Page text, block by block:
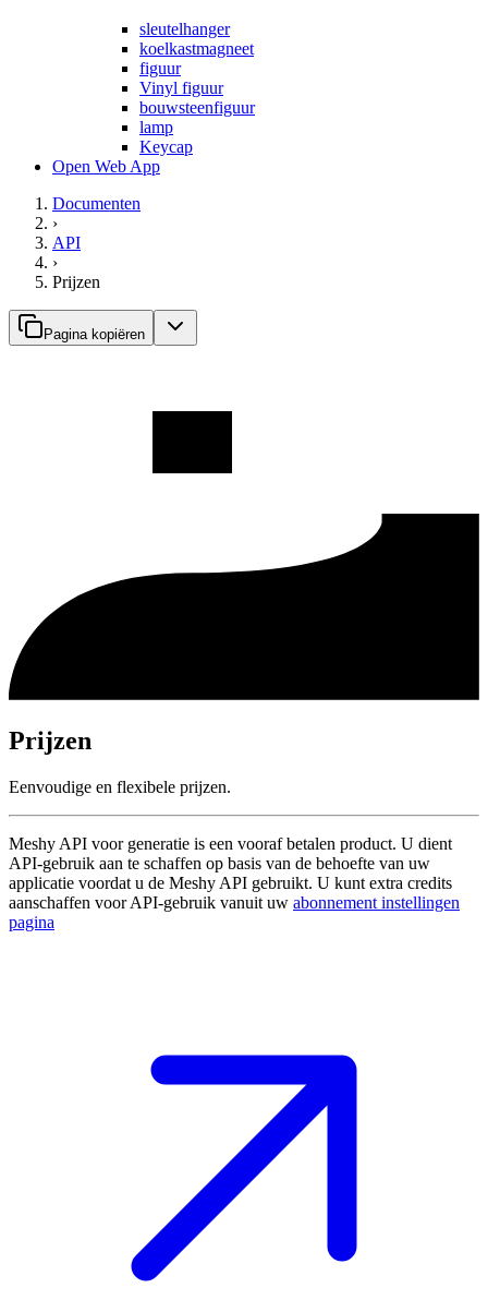
sleutelhanger
koelkastmagneet
figuur
Vinyl figuur
bouwsteenfiguur
lamp
Keycap
Open Web App
Documenten
›
API
›
Prijzen
Pagina kopiëren
Prijzen
Eenvoudige en flexibele prijzen.
Meshy API voor generatie is een vooraf betalen product. U dient
API-gebruik aan te schaffen op basis van de behoefte van uw
applicatie voordat u de Meshy API gebruikt. U kunt extra credits
aanschaffen voor API-gebruik vanuit uw abonnement instellingen
pagina